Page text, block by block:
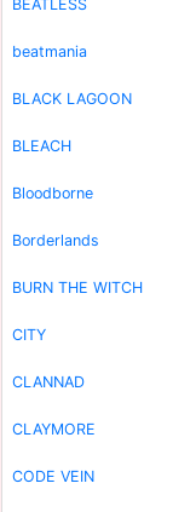
BEATLESS
beatmania
BLACK LAGOON
BLEACH
Bloodborne
Borderlands
BURN THE WITCH
CITY
CLANNAD
CLAYMORE
CODE VEIN